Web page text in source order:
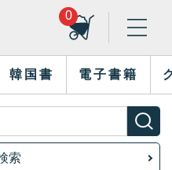
0
韓国書 電子書籍
索